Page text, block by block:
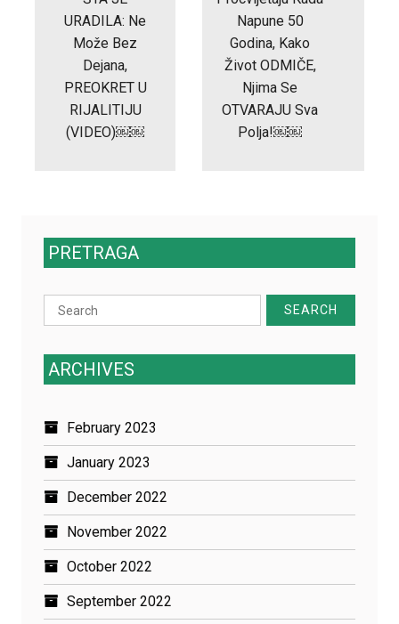
URADILA: Ne
Može Bez
Dejana,
PREOKRET U
RIJALITIJU
(VIDEO)￼￼
Napune 50
Godina, Kako
Život ODMIČE,
Njima Se
OTVARAJU Sva
Polja!￼￼
PRETRAGA
Search
for:
ARCHIVES
February 2023
January 2023
December 2022
November 2022
October 2022
September 2022